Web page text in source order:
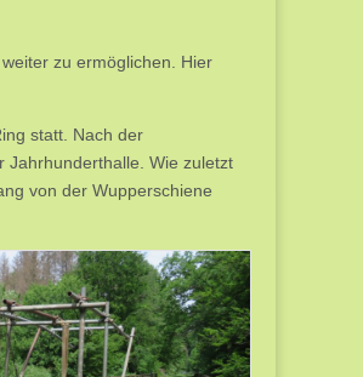
zu ermöglichen. Hier
statt. Nach der
Jahrhunderthalle. Wie zuletzt
von der Wupperschiene